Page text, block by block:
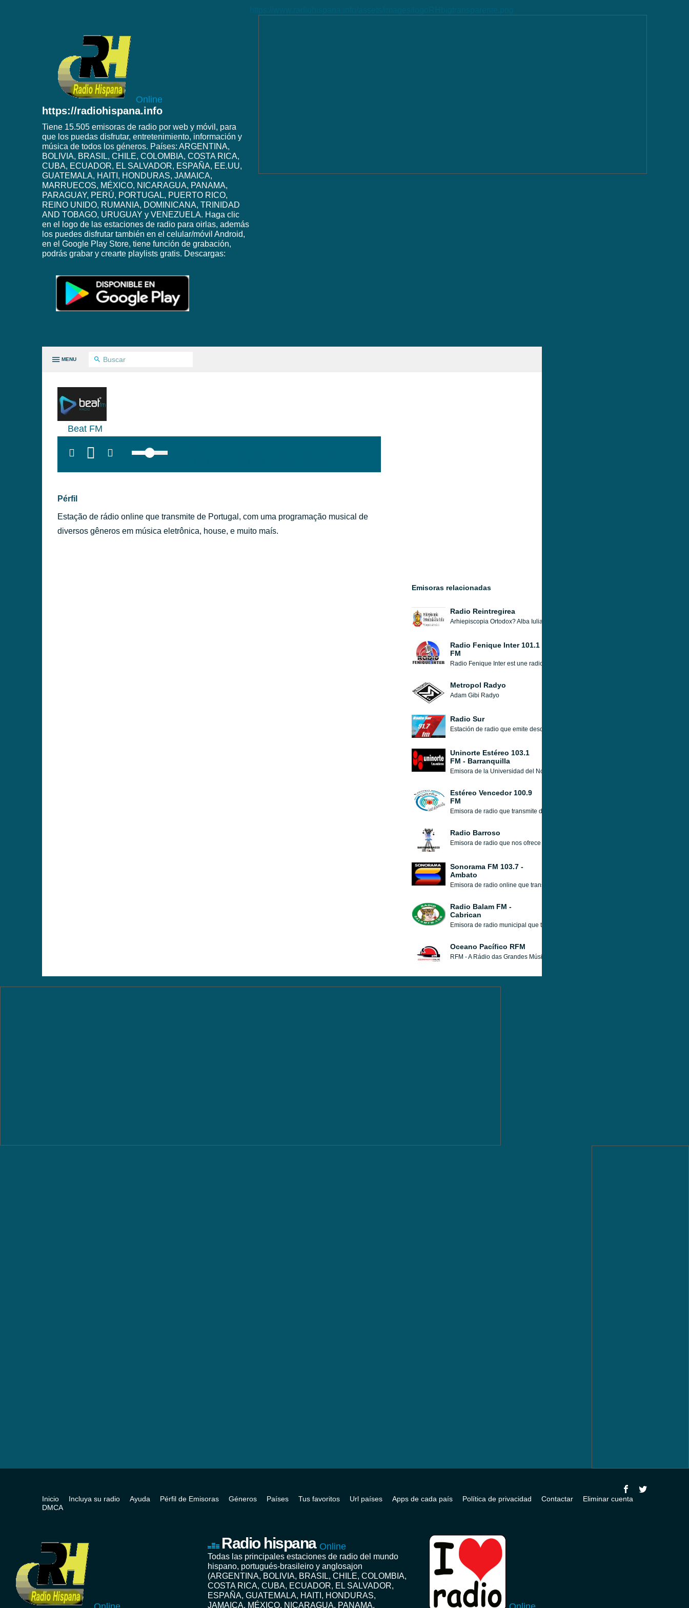
Online
https://radiohispana.info
Tiene 15.505 emisoras de radio por web y móvil, para
que los puedas disfrutar, entretenimiento, información y
música de todos los géneros. Países: ARGENTINA,
BOLIVIA, BRASIL, CHILE, COLOMBIA, COSTA RICA,
CUBA, ECUADOR, EL SALVADOR, ESPAÑA, EE.UU,
GUATEMALA, HAITI, HONDURAS, JAMAICA,
MARRUECOS, MÉXICO, NICARAGUA, PANAMA,
PARAGUAY, PERÚ, PORTUGAL, PUERTO RICO,
REINO UNIDO, RUMANIA, DOMINICANA, TRINIDAD
AND TOBAGO, URUGUAY y VENEZUELA. Haga clic
en el logo de las estaciones de radio para oirlas, además
los puedes disfrutar también en el celular/móvil Android,
en el Google Play Store, tiene función de grabación,
podrás grabar y crearte playlists gratis. Descargas:
MENU
Beat FM
Pérfil
Estação de rádio online que transmite de Portugal, com uma programação musical de
diversos gêneros em música eletrônica, house, e muito maís.
Emisoras relacionadas
Radio Reintregirea
Arhiepiscopia Ortodox? Alba Iulia.
Radio Fenique Inter 101.1
FM
Radio Fenique Inter est une radio basée à Haïti, dirigée et animée par Michel
Metropol Radyo
Adam Gibi Radyo
Radio Sur
Estación de radio que emite desde Ecuador, con una programación musical
Uninorte Estéreo 103.1
FM - Barranquilla
Emisora de la Universidad del Norte fundada en 1983. Música jazz, rock, la
Estéreo Vencedor 100.9
FM
Emisora de radio que transmite desde Guatemala, dedicada al culto cristiano,
Radio Barroso
Emisora de radio que nos ofrece los más animados ritmos de la música de
Sonorama FM 103.7 -
Ambato
Emisora de radio online que transmite desde HERMOSA, con una programación
Radio Balam FM -
Cabrican
Emisora de radio municipal que transmite desde Cabrican, Guatemala, con una
Oceano Pacífico RFM
RFM - A Rádio das Grandes Músicas!
Inicio Incluya su radio Ayuda Pérfil de Emisoras Géneros Países Tus favoritos Url países Apps de cada país Política de privacidad Contactar
Eliminar cuenta
DMCA
Radio hispana Online
Todas las principales estaciones de radio del mundo
hispano, portugués-brasileiro y anglosajon
(ARGENTINA, BOLIVIA, BRASIL, CHILE, COLOMBIA,
COSTA RICA, CUBA, ECUADOR, EL SALVADOR,
ESPAÑA, GUATEMALA, HAITI, HONDURAS,
JAMAICA, MÉXICO, NICARAGUA, PANAMA,